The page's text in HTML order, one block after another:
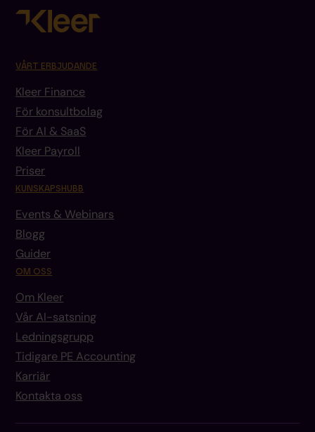
VÅRT ERBJUDANDE
Kleer Finance
För konsultbolag
För AI & SaaS
Kleer Payroll
Priser
KUNSKAPSHUBB
Events & Webinars
Blogg
Guider
OM OSS
Om Kleer
Vår AI-satsning
Ledningsgrupp
Tidigare PE Accounting
Karriär
Kontakta oss